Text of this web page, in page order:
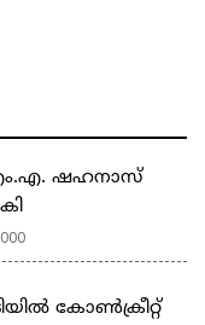
ഷഹനാസ്
കോൺക്രീറ്റ്